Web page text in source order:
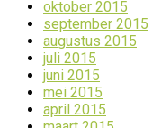
oktober 2015
september 2015
augustus 2015
juli 2015
juni 2015
mei 2015
april 2015